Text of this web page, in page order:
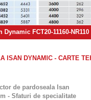
FCT20-11160-
ISAN DYNAMIC - CARTE
de pardoseala Isan
- Sfaturi de specialitate